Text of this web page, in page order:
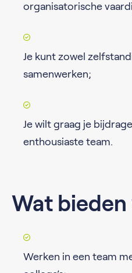
organisatorische
Je kunt zowel
samenwerken;
Je wilt graag je
enthousiaste team.
Wat bieden
Werken in een team